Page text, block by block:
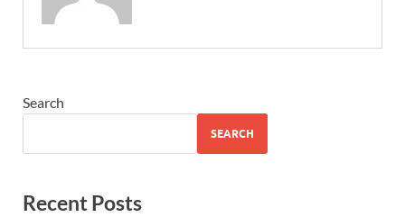
Search
SEARCH
Recent Posts